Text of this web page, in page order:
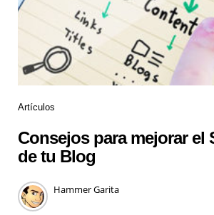
Artículos
Consejos para mejorar el
de tu Blog
Hammer Garita